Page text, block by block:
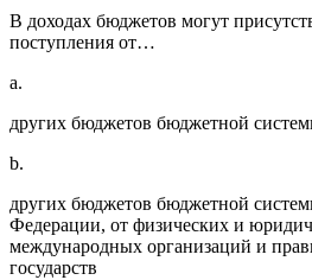
В доходах бюджетов могут
поступления от…
a.
других бюджетов бюджетной
b.
других бюджетов бюджетной
Федерации, от физических и
международных организаций и
государств